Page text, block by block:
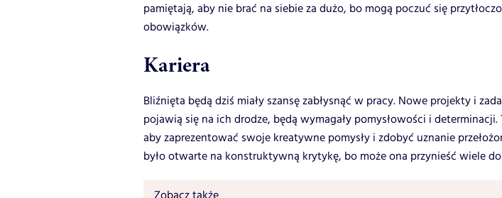
pamiętają, aby nie brać na siebie za dużo, bo mogą poczuć się
obowiązków.
Kariera
Bliźnięta będą dziś miały szansę zabłysnąć w pracy. Nowe projekty i
pojawią się na ich drodze, będą wymagały pomysłowości i determinacji.
aby zaprezentować swoje kreatywne pomysły i zdobyć uznanie
było otwarte na konstruktywną krytykę, bo może ona przynieść wiele